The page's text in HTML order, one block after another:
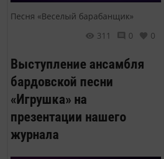
Песня «Веселый барабанщик»
311
0 0
Выступление ансамбля
бардовской песни
«Игрушка» на
презентации нашего
журнала